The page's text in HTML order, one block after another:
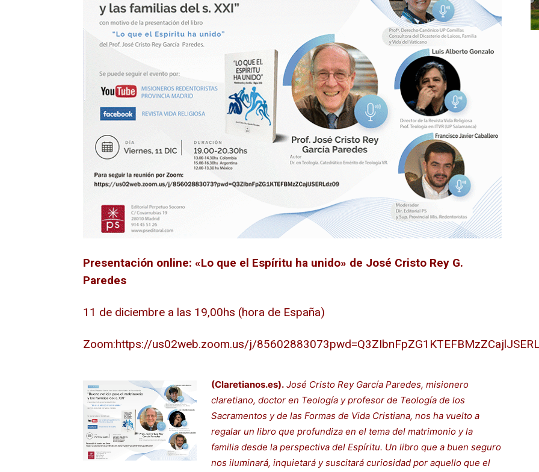
Presentación online: «Lo que el Espíritu ha unido» de José Cristo Rey G.
Paredes
11 de diciembre a las 19,00hs (hora de España)
Zoom:https://us02web.zoom.us/j/
(Claretianos.es). José Cristo Rey García Paredes, misionero
claretiano, doctor en Teología y profesor de Teología de los
Sacramentos y de las Formas de Vida Cristiana, nos ha vuelto a
regalar un libro que profundiza en el tema del matrimonio y la
familia desde la perspectiva del Espíritu. Un libro que a buen seguro
nos iluminará, inquietará y suscitará curiosidad por aquello que el